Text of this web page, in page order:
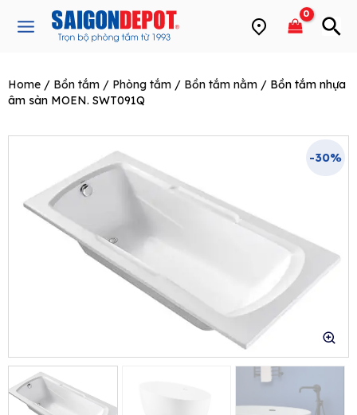
Main
Home / Bồn tắm / Phòng tắm / Bồn tắm nằm / Bồn tắm nhựa
âm sàn MOEN. SWT091Q
-30%